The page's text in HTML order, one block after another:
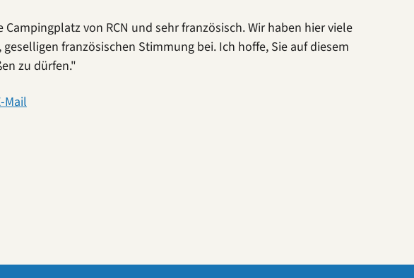
von RCN und sehr französisch. Wir haben hier viele
französischen Stimmung bei. Ich hoffe, Sie auf diesem
zu dürfen."
Mail